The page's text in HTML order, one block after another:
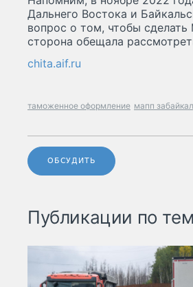
Дальнего Востока и
вопрос о том, чтобы
сторона обещала
chita.aif.ru
таможенное оформление мапп
ОБСУДИТЬ
Публикации по